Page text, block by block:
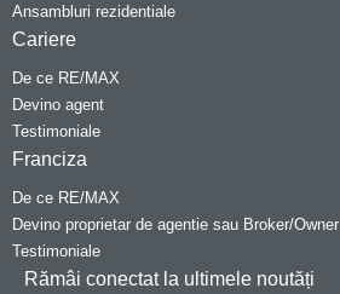
Ansambluri rezidentiale
Cariere
De ce RE/MAX
Devino agent
Testimoniale
Franciza
De ce RE/MAX
Devino proprietar de agentie sau Broker/Owner
Testimoniale
Rămâi conectat la ultimele noutăți